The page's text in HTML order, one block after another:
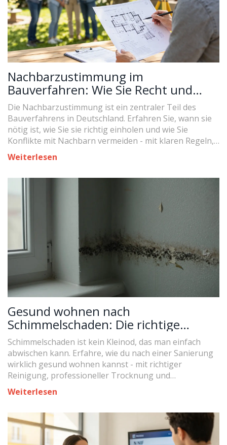
Nachbarzustimmung im
Bauverfahren: Wie Sie Recht und
Kommunikation richtig kombinieren
Die Nachbarzustimmung ist ein zentraler Teil des
Bauverfahrens in Deutschland. Erfahren Sie, wann sie
nötig ist, wie Sie sie richtig einholen und wie Sie
Konflikte mit Nachbarn vermeiden - mit klaren Regeln,
aktuellen Zahlen und praktischen Tipps.
Weiterlesen
Gesund wohnen nach
Schimmelschaden: Die richtige
Reinigung und Freimessung
Schimmelschaden ist kein Kleinod, das man einfach
abwischen kann. Erfahre, wie du nach einer Sanierung
wirklich gesund wohnen kannst - mit richtiger
Reinigung, professioneller Trocknung und
unabhängiger Freimessung.
Weiterlesen